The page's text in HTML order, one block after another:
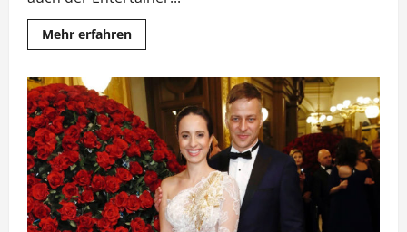
Mehr erfahrenMehr
Informationen
moderiert
Open-
Air-
Programm
beim
SemperOpernball